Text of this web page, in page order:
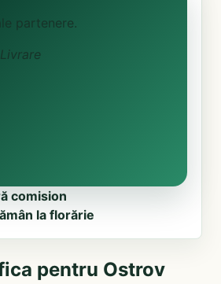
partenere.
Livrare
comision
la florărie
pentru Ostrov